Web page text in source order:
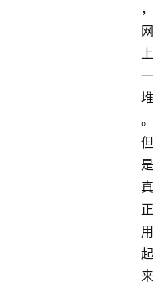
，
网
上
一
堆
。
但
是
真
正
用
起
来